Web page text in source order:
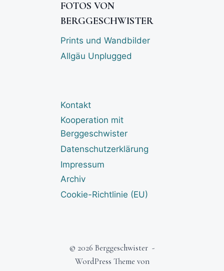
FOTOS VON
BERGGESCHWISTER
Prints und Wandbilder
Allgäu Unplugged
Kontakt
Kooperation mit
Berggeschwister
Datenschutzerklärung
Impressum
Archiv
Cookie-Richtlinie (EU)
© 2026 Berggeschwister -
WordPress Theme von